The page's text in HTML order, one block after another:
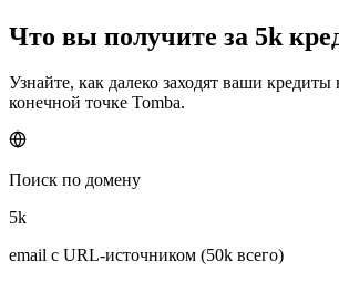
Что вы получите за 5k
Узнайте, как далеко заходят ваши кредиты
конечной точке Tomba.
Поиск по домену
5k
email с URL-источником (50k всего)